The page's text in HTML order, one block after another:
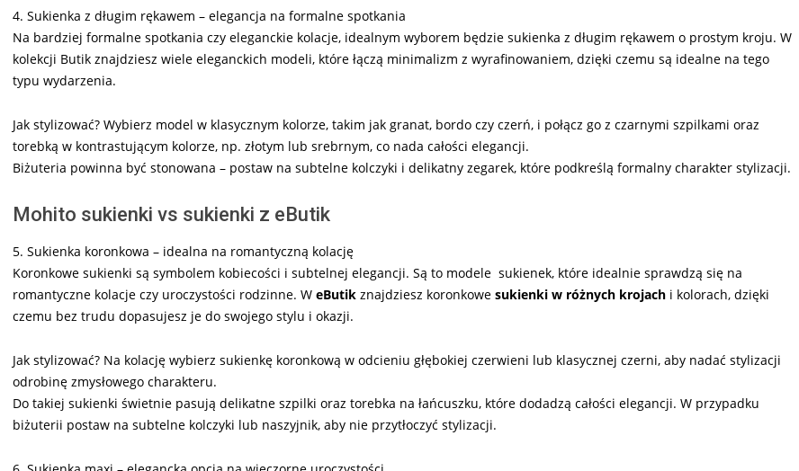
4. Sukienka z długim rękawem – elegancja na formalne spotkania
Na bardziej formalne spotkania czy eleganckie kolacje, idealnym wyborem będzie sukienka z długim rękawem o prostym kroju. W
kolekcji Butik znajdziesz wiele eleganckich modeli, które łączą minimalizm z wyrafinowaniem, dzięki czemu są idealne na tego
typu wydarzenia.
Jak stylizować? Wybierz model w klasycznym kolorze, takim jak granat, bordo czy czerń, i połącz go z czarnymi szpilkami oraz
torebką w kontrastującym kolorze, np. złotym lub srebrnym, co nada całości elegancji.
Biżuteria powinna być stonowana – postaw na subtelne kolczyki i delikatny zegarek, które podkreślą formalny charakter stylizacji.
Mohito sukienki vs sukienki z eButik
5. Sukienka koronkowa – idealna na romantyczną kolację
Koronkowe sukienki są symbolem kobiecości i subtelnej elegancji. Są to modele sukienek, które idealnie sprawdzą się na
romantyczne kolacje czy uroczystości rodzinne. W eButik znajdziesz koronkowe sukienki w różnych krojach i kolorach, dzięki
czemu bez trudu dopasujesz je do swojego stylu i okazji.
Jak stylizować? Na kolację wybierz sukienkę koronkową w odcieniu głębokiej czerwieni lub klasycznej czerni, aby nadać stylizacji
odrobinę zmysłowego charakteru.
Do takiej sukienki świetnie pasują delikatne szpilki oraz torebka na łańcuszku, które dodadzą całości elegancji. W przypadku
biżuterii postaw na subtelne kolczyki lub naszyjnik, aby nie przytłoczyć stylizacji.